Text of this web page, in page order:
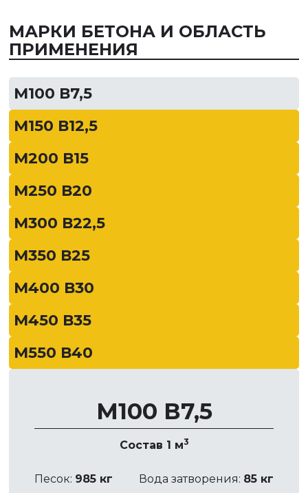
МАРКИ БЕТОНА И ОБЛАСТЬ
ПРИМЕНЕНИЯ
М100 В7,5
М150 В12,5
М200 В15
М250 В20
М300 В22,5
М350 В25
М400 В30
М450 В35
М550 В40
М100 В7,5
Состав 1 м3
Песок: 985 кг Вода затворения: 85 кг